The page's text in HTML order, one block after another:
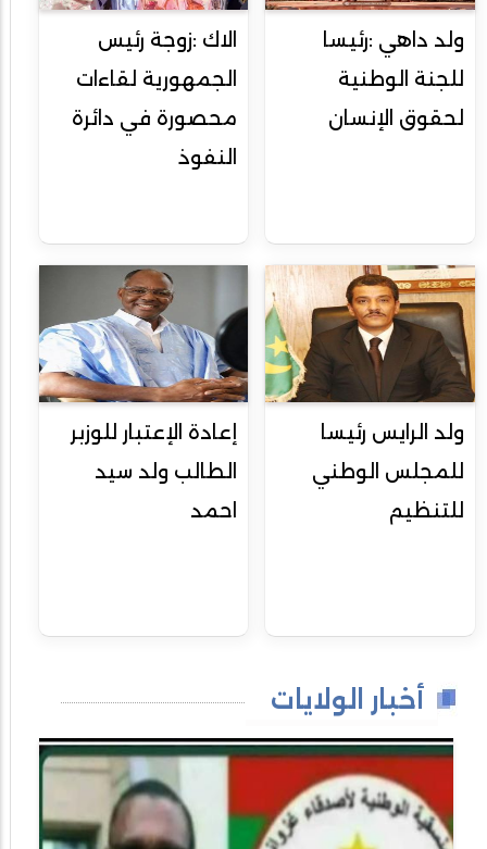
ولد داهي :رئيسا
للجنة الوطنية
لحقوق الإنسان
الاك :زوجة رئيس
الجمهورية لقاءات
محصورة في دائرة
النفوذ
ولد الرايس رئيسا
للمجلس الوطني
للتنظيم
إعادة الإعتبار للوزبر
الطالب ولد سيد
احمد
أخبار الولايات